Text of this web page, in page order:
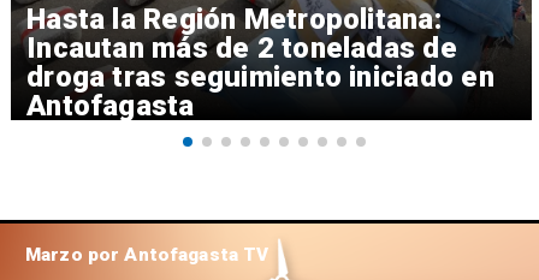
Hasta la Región Metropolitana:
Incautan más de 2 toneladas de
droga tras seguimiento iniciado en
Antofagasta
Marzo por Antofagasta TV